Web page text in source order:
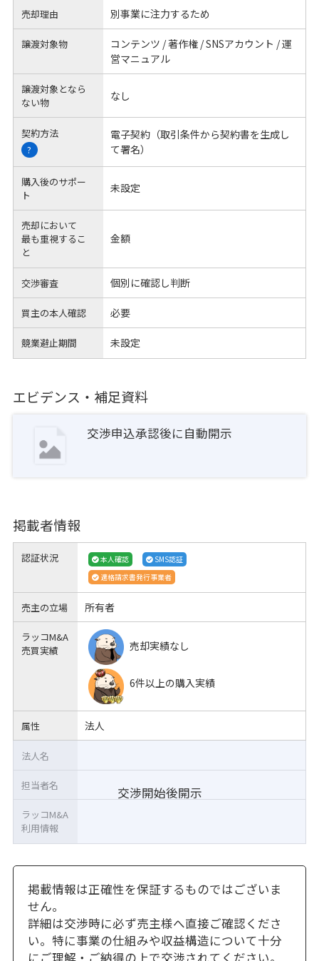
売却理由 別事業に注力するため
譲渡対象物
コンテンツ / 著作権 / SNSアカウント / 運
営マニュアル
譲渡対象となら
ない物
なし
契約方法
?
電子契約（取引条件から契約書を生成し
て署名）
購入後のサポー
ト
未設定
売却において
最も重視するこ
と
金額
交渉審査 個別に確認し判断
買主の本人確認 必要
競業避止期間 未設定
エビデンス・補足資料
交渉申込承認後に自動開示
掲載者情報
認証状況 本人確認
SMS認証
適格請求書発行事業者
売主の立場 所有者
ラッコM&A
売買実績
売却実績なし
6件以上の購入実績
属性 法人
交渉開始後開示
法人名
担当者名
ラッコM&A
利用情報
掲載情報は正確性を保証するものではございま
せん。
詳細は交渉時に必ず売主様へ直接ご確認くださ
い。特に事業の仕組みや収益構造について十分
にご理解・ご納得の上で交渉されてください。